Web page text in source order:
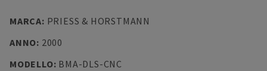
MARCA: PRIESS & HORSTMANN
ANNO: 2000
MODELLO: BMA-DLS-CNC